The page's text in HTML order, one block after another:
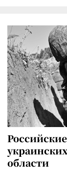
области